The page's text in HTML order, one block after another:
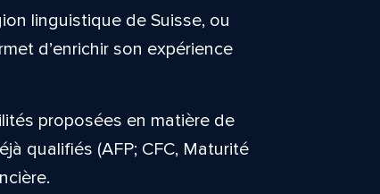
linguistique de Suisse, ou
d’enrichir son expérience
proposées en matière de
qualifiés (AFP; CFC, Maturité